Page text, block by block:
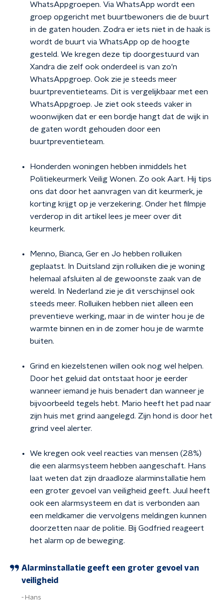
WhatsAppgroepen. Via WhatsApp wordt een
groep opgericht met buurtbewoners die de buurt
in de gaten houden. Zodra er iets niet in de haak is
wordt de buurt via WhatsApp op de hoogte
gesteld. We kregen deze tip doorgestuurd van
Xandra die zelf ook onderdeel is van zo'n
WhatsAppgroep. Ook zie je steeds meer
buurtpreventieteams. Dit is vergelijkbaar met een
WhatsAppgroep. Je ziet ook steeds vaker in
woonwijken dat er een bordje hangt dat de wijk in
de gaten wordt gehouden door een
buurtpreventieteam.
Honderden woningen hebben inmiddels het
Politiekeurmerk Veilig Wonen. Zo ook Aart. Hij tips
ons dat door het aanvragen van dit keurmerk, je
korting krijgt op je verzekering. Onder het filmpje
verderop in dit artikel lees je meer over dit
keurmerk.
Menno, Bianca, Ger en Jo hebben rolluiken
geplaatst. In Duitsland zijn rolluiken die je woning
helemaal afsluiten al de gewoonste zaak van de
wereld. In Nederland zie je dit verschijnsel ook
steeds meer. Rolluiken hebben niet alleen een
preventieve werking, maar in de winter hou je de
warmte binnen en in de zomer hou je de warmte
buiten.
Grind en kiezelstenen willen ook nog wel helpen.
Door het geluid dat ontstaat hoor je eerder
wanneer iemand je huis benadert dan wanneer je
bijvoorbeeld tegels hebt. Mario heeft het pad naar
zijn huis met grind aangelegd. Zijn hond is door het
grind veel alerter.
We kregen ook veel reacties van mensen (28%)
die een alarmsysteem hebben aangeschaft. Hans
laat weten dat zijn draadloze alarminstallatie hem
een groter gevoel van veiligheid geeft. Juul heeft
ook een alarmsysteem en dat is verbonden aan
een meldkamer die vervolgens meldingen kunnen
doorzetten naar de politie. Bij Godfried reageert
het alarm op de beweging.
Alarminstallatie geeft een groter gevoel van
veiligheid
Hans